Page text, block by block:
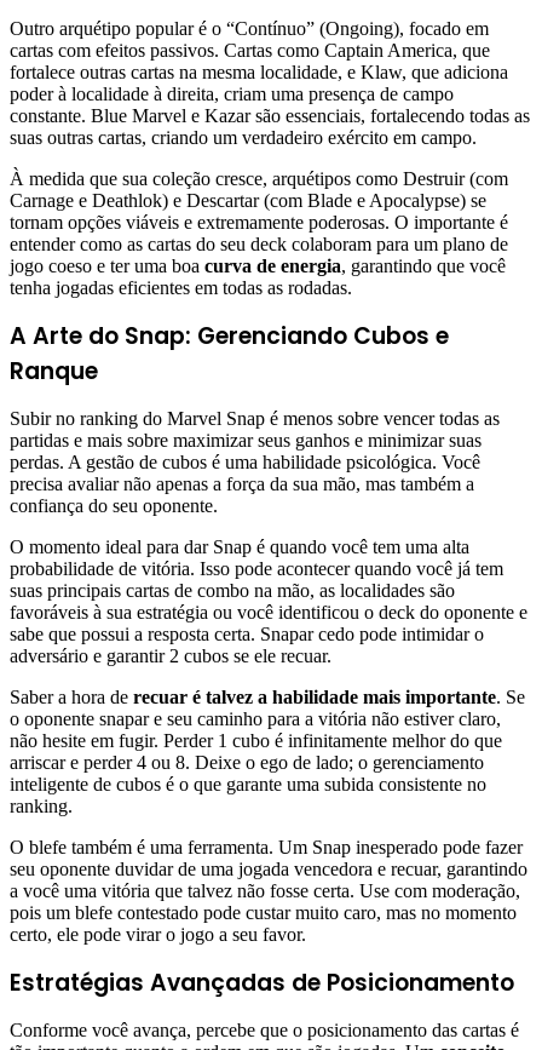
Outro arquétipo popular é o “Contínuo” (Ongoing), focado em
cartas com efeitos passivos. Cartas como Captain America, que
fortalece outras cartas na mesma localidade, e Klaw, que adiciona
poder à localidade à direita, criam uma presença de campo
constante. Blue Marvel e Kazar são essenciais, fortalecendo todas as
suas outras cartas, criando um verdadeiro exército em campo.
À medida que sua coleção cresce, arquétipos como Destruir (com
Carnage e Deathlok) e Descartar (com Blade e Apocalypse) se
tornam opções viáveis e extremamente poderosas. O importante é
entender como as cartas do seu deck colaboram para um plano de
jogo coeso e ter uma boa curva de energia, garantindo que você
tenha jogadas eficientes em todas as rodadas.
A Arte do Snap: Gerenciando Cubos e
Ranque
Subir no ranking do Marvel Snap é menos sobre vencer todas as
partidas e mais sobre maximizar seus ganhos e minimizar suas
perdas. A gestão de cubos é uma habilidade psicológica. Você
precisa avaliar não apenas a força da sua mão, mas também a
confiança do seu oponente.
O momento ideal para dar Snap é quando você tem uma alta
probabilidade de vitória. Isso pode acontecer quando você já tem
suas principais cartas de combo na mão, as localidades são
favoráveis à sua estratégia ou você identificou o deck do oponente e
sabe que possui a resposta certa. Snapar cedo pode intimidar o
adversário e garantir 2 cubos se ele recuar.
Saber a hora de recuar é talvez a habilidade mais importante. Se
o oponente snapar e seu caminho para a vitória não estiver claro,
não hesite em fugir. Perder 1 cubo é infinitamente melhor do que
arriscar e perder 4 ou 8. Deixe o ego de lado; o gerenciamento
inteligente de cubos é o que garante uma subida consistente no
ranking.
O blefe também é uma ferramenta. Um Snap inesperado pode fazer
seu oponente duvidar de uma jogada vencedora e recuar, garantindo
a você uma vitória que talvez não fosse certa. Use com moderação,
pois um blefe contestado pode custar muito caro, mas no momento
certo, ele pode virar o jogo a seu favor.
Estratégias Avançadas de Posicionamento
Conforme você avança, percebe que o posicionamento das cartas é